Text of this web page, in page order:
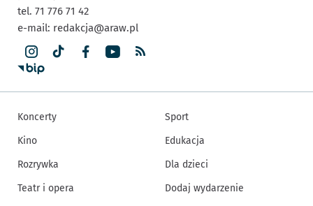
tel. 71 776 71 42
e-mail: redakcja@araw.pl
Koncerty
Kino
Rozrywka
Teatr i opera
Sport
Edukacja
Dla dzieci
Dodaj wydarzenie